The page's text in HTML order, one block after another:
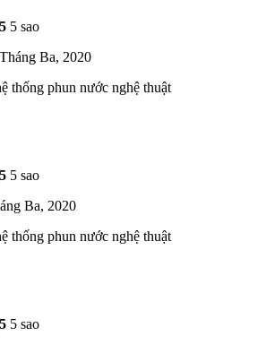
5 5 sao
Ba, 2020
thống phun nước nghệ thuật
5 5 sao
Ba, 2020
thống phun nước nghệ thuật
5 5 sao